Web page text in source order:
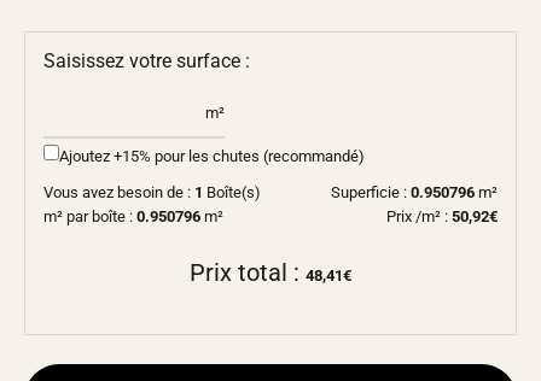
Saisissez votre surface :
m²
Ajoutez +15% pour les chutes (recommandé)
Vous avez besoin de : 1 Boîte(s) Superficie : 0.950796 m²
m² par boîte : 0.950796 m² Prix /m² : 50,92€
Prix total : 48,41€